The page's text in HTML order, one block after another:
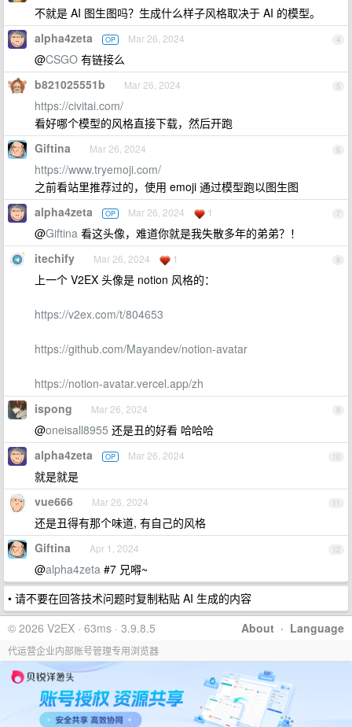
不就是 AI 图生图吗？生成什么样子风格取决于 AI 的模型。
4
alpha4zeta OP Mar 26, 2024
@CSGO 有链接么
5
b821025551b Mar 26, 2024
https://civitai.com/
看好哪个模型的风格直接下载，然后开跑
6
Giftina Mar 26, 2024
https://www.tryemoji.com/
之前看站里推荐过的，使用 emoji 通过模型跑以图生图
7
alpha4zeta OP Mar 26, 2024 1
@Giftina 看这头像，难道你就是我失散多年的弟弟？！
8
itechify Mar 26, 2024 1
上一个 V2EX 头像是 notion 风格的：
https://v2ex.com/t/804653
https://github.com/Mayandev/notion-avatar
https://notion-avatar.vercel.app/zh
9
ispong Mar 26, 2024
@oneisall8955 还是丑的好看 哈哈哈
10
alpha4zeta OP Mar 26, 2024
就是就是
11
vue666 Mar 26, 2024
还是丑得有那个味道, 有自己的风格
12
Giftina Apr 1, 2024
@alpha4zeta #7 兄嘚~
• 请不要在回答技术问题时复制粘贴 AI 生成的内容
About · Language
© 2026 V2EX · 63ms · 3.9.8.5
代运营企业内部账号管理专用浏览器